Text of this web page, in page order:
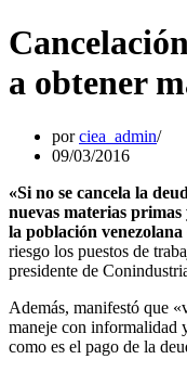
a obtener
porciea_admin
09/03/2016
«Si no se cancela la
nuevas materias primas
la población
riesgo los puestos de
presidente de
Además, manifestó que
maneje con informalidad
como es el pago de la